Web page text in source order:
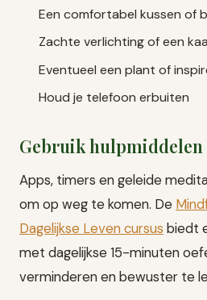
Een comfortabel kussen of
Zachte verlichting of een
Eventueel een plant of
Houd je telefoon erbuiten
Gebruik hulpmiddelen
Apps, timers en geleide
om op weg te komen. De
Dagelijkse Leven cursus biedt
met dagelijkse 15-minuten
verminderen en bewuster te